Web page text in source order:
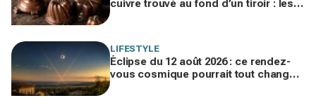
cuivre trouvé au fond d’un tiroir : les
LIFESTYLE
Éclipse du 12 août 2026 : ce rendez-
vous cosmique pourrait tout changer